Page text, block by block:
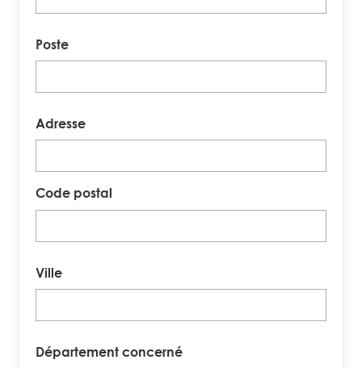
Poste
Adresse
Code postal
Ville
Département concerné